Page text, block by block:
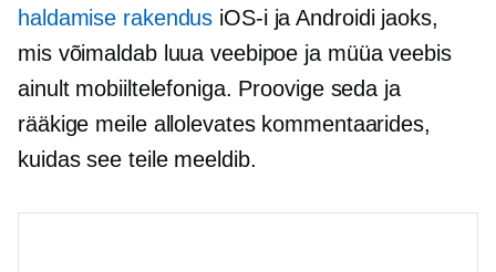
haldamise rakendus iOS-i ja Androidi jaoks,
mis võimaldab luua veebipoe ja müüa veebis
ainult mobiiltelefoniga. Proovige seda ja
rääkige meile allolevates kommentaarides,
kuidas see teile meeldib.